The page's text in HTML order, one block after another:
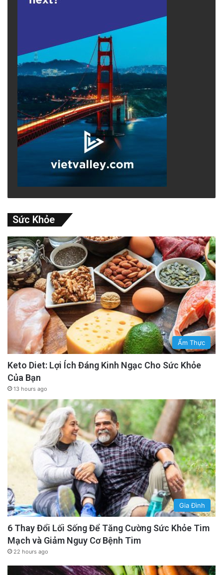
Sức Khỏe
Ẩm Thực
Keto Diet: Lợi Ích Đáng Kinh Ngạc Cho Sức Khỏe
Của Bạn
13 hours ago
Gia Đình
6 Thay Đổi Lối Sống Để Tăng Cường Sức Khỏe Tim
Mạch và Giảm Nguy Cơ Bệnh Tim
22 hours ago